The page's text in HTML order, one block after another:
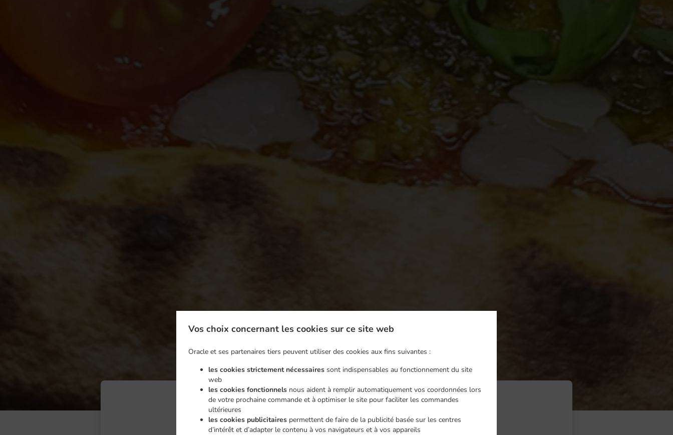
Vos choix concernant les cookies sur ce site web
Oracle et ses partenaires tiers peuvent utiliser des cookies aux fins suivantes :
les cookies strictement nécessaires sont indispensables au fonctionnement du site
web
les cookies fonctionnels nous aident à remplir automatiquement vos coordonnées lors
de votre prochaine commande et à optimiser le site pour faciliter les commandes
ultérieures
les cookies publicitaires permettent de faire de la publicité basée sur les centres
d’intérêt et d’adapter le contenu à vos navigateurs et à vos appareils
Service de plats à emporter et service de livraison